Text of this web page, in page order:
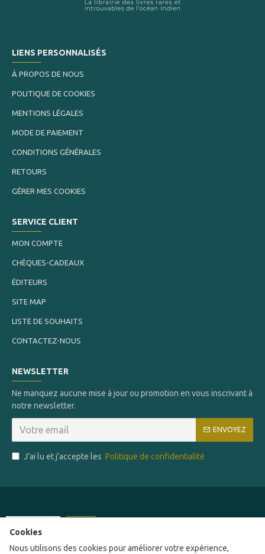
LIENS PERSONNALISÉS
À PROPOS DE NOUS
POLITIQUE DE COOKIES
MENTIONS LÉGALES
MODE DE PAIEMENT
CONDITIONS GÉNÉRALES
RETOURS
GÉRER MES COOKIES
SERVICE CLIENT
MON COMPTE
CHÈQUES-CADEAUX
ÉDITEURS
SITE MAP
LISTE DE SOUHAITS
CONTACTEZ-NOUS
NEWSLETTER
Ne manquez aucune mise à jour ou promotion en vous inscrivant à
notre newsletter.
ENVOYEZ
J’ai lu et j’accepte les Politique de confidentialité
dans le cadre du programme FEDER-FSE+
Cookies
Nous utilisons des cookies pour améliorer votre expérience,